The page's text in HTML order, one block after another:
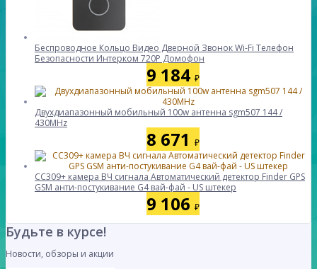
Беспроводное Кольцо Видео Дверной Звонок Wi-Fi Телефон
Безопасности Интерком 720P Домофон
9 184 ₽
Двухдиапазонный мобильный 100w антенна sgm507 144 /
430MHz
8 671 ₽
CC309+ камера ВЧ сигнала Автоматический детектор Finder GPS
GSM анти-постукивание G4 вай-фай - US штекер
9 106 ₽
Будьте в курсе!
Новости, обзоры и акции